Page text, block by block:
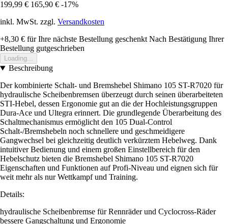
199,99 € 165,90 € -17%
inkl. MwSt. zzgl. Versandkosten
+8,30 € für Ihre nächste Bestellung geschenkt Nach Bestätigung Ihrer
Bestellung gutgeschrieben
Loading...
Beschreibung
Der kombinierte Schalt- und Bremshebel Shimano 105 ST-R7020 für
hydraulische Scheibenbremsen überzeugt durch seinen überarbeiteten
STI-Hebel, dessen Ergonomie gut an die der Hochleistungsgruppen
Dura-Ace und Ultegra erinnert. Die grundlegende Überarbeitung des
Schaltmechanismus ermöglicht den 105 Dual-Control
Schalt-/Bremshebeln noch schnellere und geschmeidigere
Gangwechsel bei gleichzeitig deutlich verkürztem Hebelweg. Dank
intuitiver Bedienung und einem großen Einstellbereich für den
Hebelschutz bieten die Bremshebel Shimano 105 ST-R7020
Eigenschaften und Funktionen auf Profi-Niveau und eignen sich für
weit mehr als nur Wettkampf und Training.
Details:
hydraulische Scheibenbremse für Rennräder und Cyclocross-Räder
bessere Gangschaltung und Ergonomie